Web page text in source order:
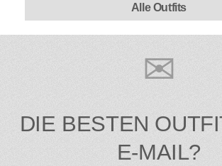
Alle Outfits
DIE BESTEN
E-MAIL?